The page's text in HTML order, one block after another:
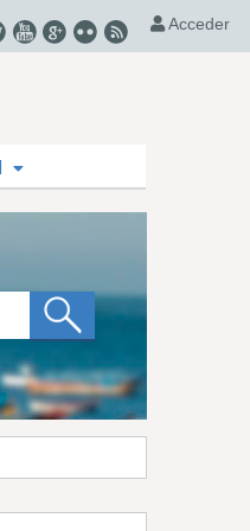
Acceder